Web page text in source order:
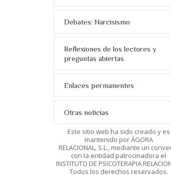
Debates: Narcisismo
Reflexiones de los lectores y
preguntas abiertas
Enlaces permanentes
Otras noticias
Este sitio web ha sido creado y es
mantenido por ÁGORA
RELACIONAL, S.L., mediante un
con la entidad patrocinadora el
INSTITUTO DE PSICOTERAPIA
Todos los derechos reservados.